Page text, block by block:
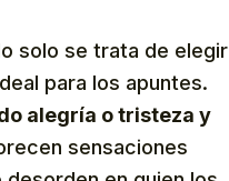
solo se trata de elegir
para los apuntes.
alegría o tristeza y
sensaciones